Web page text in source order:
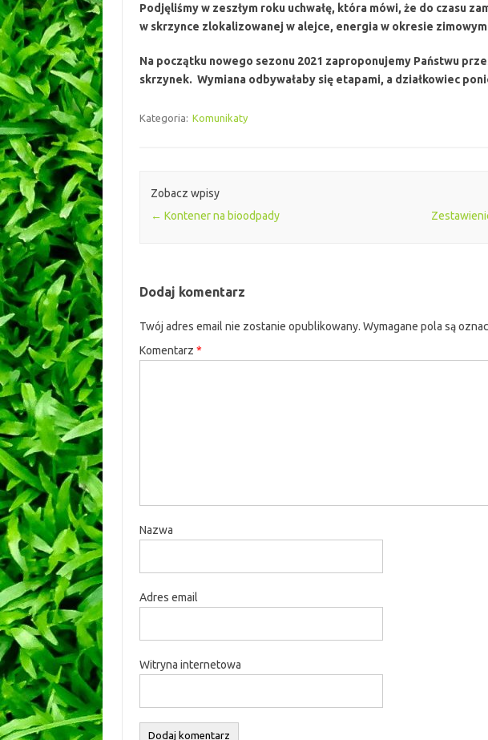
Podjęliśmy w zeszłym roku uchwałę, która mówi, że do czasu
w skrzynce zlokalizowanej w alejce, energia w okresie
Na początku nowego sezonu 2021 zaproponujemy Państwu
skrzynek. Wymiana odbywałaby się etapami, a działkowiec
Kategoria: Komunikaty
Zobacz wpisy
← Kontener na bioodpady
Dodaj komentarz
Twój adres email nie zostanie opublikowany. Wymagane pola są
Komentarz *
Nazwa
Adres email
Witryna internetowa